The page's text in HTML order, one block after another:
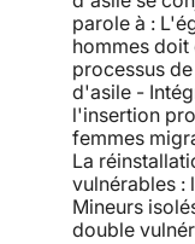
parole à :
hommes
processus
d'asile -
l'insertion
femmes
La
vulnérables :
Mineurs
double